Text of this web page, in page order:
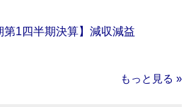
第1四半期決算】減収減益
もっと見る »